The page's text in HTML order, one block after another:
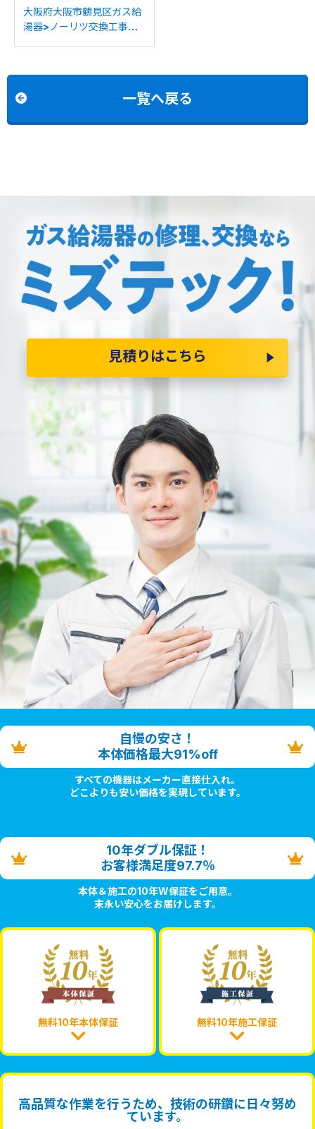
大阪府大阪市鶴見区ガス給
湯器>ノーリツ交換工事施
一覧へ戻る
見積りはこちら
自慢の安さ！
本体価格最大91%off
すべての機器はメーカー直接仕入れ。
どこよりも安い価格を実現しています。
10年ダブル保証！
お客様満足度97.7％
本体＆施工の10年W保証をご用意。
末永い安心をお届けします。
無料10年本体保証 無料10年施工保証
高品質な作業を行うため、技術の研鑽に日々努め
ています。